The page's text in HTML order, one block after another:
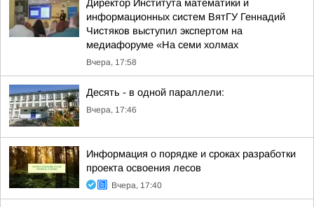
Директор Института математики и
информационных систем ВятГУ Геннадий
Чистяков выступил экспертом на
медиафоруме «На семи холмах
Вчера, 17:58
Десять - в одной параллели:
Вчера, 17:46
Информация о порядке и сроках разработки
проекта освоения лесов
Вчера, 17:40